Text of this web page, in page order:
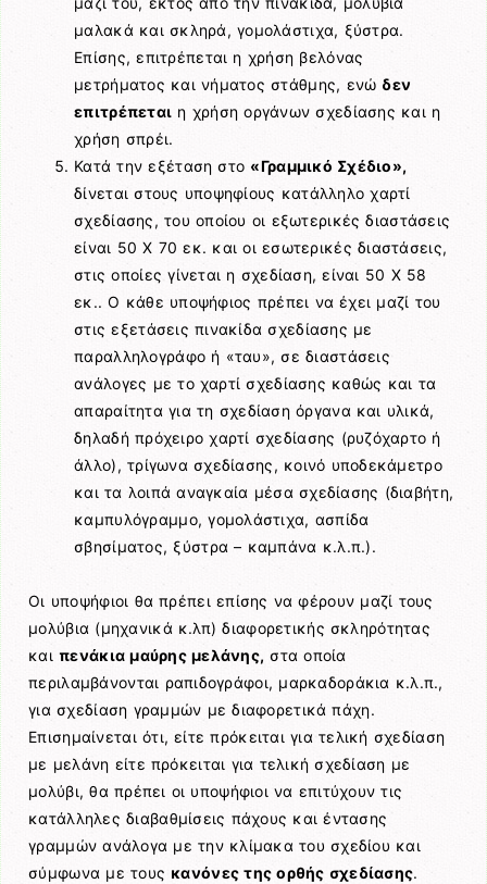
μαλακά και σκληρά, γομολάστιχα, ξύστρα.
Επίσης, επιτρέπεται η χρήση βελόνας
μετρήματος και νήματος στάθμης, ενώ δεν
επιτρέπεται η χρήση οργάνων σχεδίασης και η
χρήση σπρέι.
Κατά την εξέταση στο «Γραμμικό Σχέδιο»,
δίνεται στους υποψηφίους κατάλληλο χαρτί
σχεδίασης, του οποίου οι εξωτερικές διαστάσεις
είναι 50 Χ 70 εκ. και οι εσωτερικές διαστάσεις,
στις οποίες γίνεται η σχεδίαση, είναι 50 Χ 58
εκ.. Ο κάθε υποψήφιος πρέπει να έχει μαζί του
στις εξετάσεις πινακίδα σχεδίασης με
παραλληλογράφο ή «ταυ», σε διαστάσεις
ανάλογες με το χαρτί σχεδίασης καθώς και τα
απαραίτητα για τη σχεδίαση όργανα και υλικά,
δηλαδή πρόχειρο χαρτί σχεδίασης (ρυζόχαρτο ή
άλλο), τρίγωνα σχεδίασης, κοινό υποδεκάμετρο
και τα λοιπά αναγκαία μέσα σχεδίασης (διαβήτη,
καμπυλόγραμμο, γομολάστιχα, ασπίδα
σβησίματος, ξύστρα – καμπάνα κ.λ.π.).
Οι υποψήφιοι θα πρέπει επίσης να φέρουν μαζί τους
μολύβια (μηχανικά κ.λπ) διαφορετικής σκληρότητας
καιπενάκια μαύρης μελάνης, στα οποία
περιλαμβάνονται ραπιδογράφοι, μαρκαδοράκια κ.λ.π.,
για σχεδίαση γραμμών με διαφορετικά πάχη.
Επισημαίνεται ότι, είτε πρόκειται για τελική σχεδίαση
με μελάνη είτε πρόκειται για τελική σχεδίαση με
μολύβι, θα πρέπει οι υποψήφιοι να επιτύχουν τις
κατάλληλες διαβαθμίσεις πάχους και έντασης
γραμμών ανάλογα με την κλίμακα του σχεδίου και
σύμφωνα με τους κανόνες της ορθής σχεδίασης.